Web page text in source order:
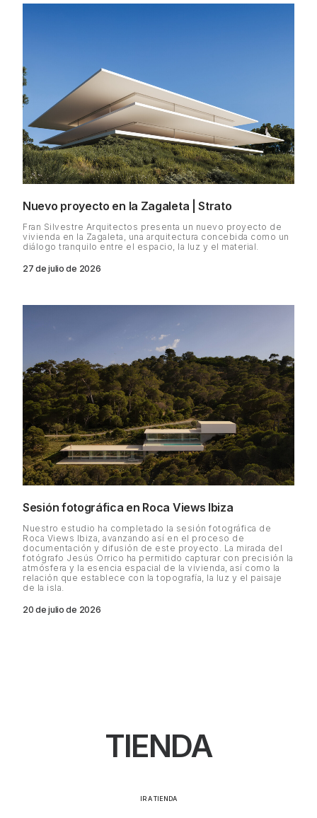
Nuevo proyecto en la Zagaleta | Strato
Fran Silvestre Arquitectos presenta un nuevo proyecto de
vivienda en la Zagaleta, una arquitectura concebida como un
diálogo tranquilo entre el espacio, la luz y el material.
27 de julio de 2026
Sesión fotográfica en Roca Views Ibiza
Nuestro estudio ha completado la sesión fotográfica de
Roca Views Ibiza, avanzando así en el proceso de
documentación y difusión de este proyecto. La mirada del
fotógrafo Jesús Orrico ha permitido capturar con precisión la
atmósfera y la esencia espacial de la vivienda, así como la
relación que establece con la topografía, la luz y el paisaje
de la isla.
20 de julio de 2026
TIENDA
IR A TIENDA